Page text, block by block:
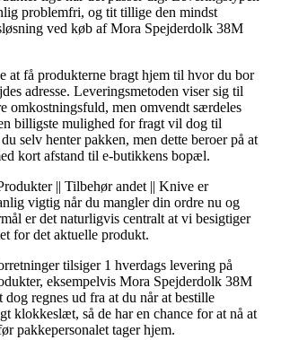
problemfri, og tit tillige den mindst
ved køb af Mora Spejderdolk 38M
at få produkterne bragt hjem til hvor du bor
adresse. Leveringsmetoden viser sig til
omkostningsfuld, men omvendt særdeles
billigste mulighed for fragt vil dog til
selv henter pakken, men dette beroer på at
kort afstand til e-butikkens bopæl.
|| Tilbehør andet || Knive er
vigtig når du mangler din ordre nu og
er det naturligvis centralt at vi besigtiger
for det aktuelle produkt.
tilsiger 1 hverdags levering på
eksempelvis Mora Spejderdolk 38M
regnes ud fra at du når at bestille
klokkeslæt, så de har en chance for at nå at
pakkepersonalet tager hjem.